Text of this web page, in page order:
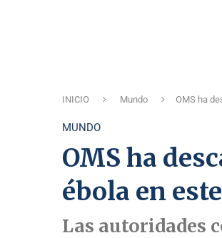
INICIO Mundo OMS ha
MUNDO
OMS ha
ébola en
Las autoridades